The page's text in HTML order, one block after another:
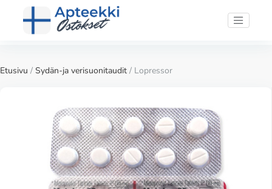
Etusivu / Sydän-ja verisuonitaudit / Lopressor